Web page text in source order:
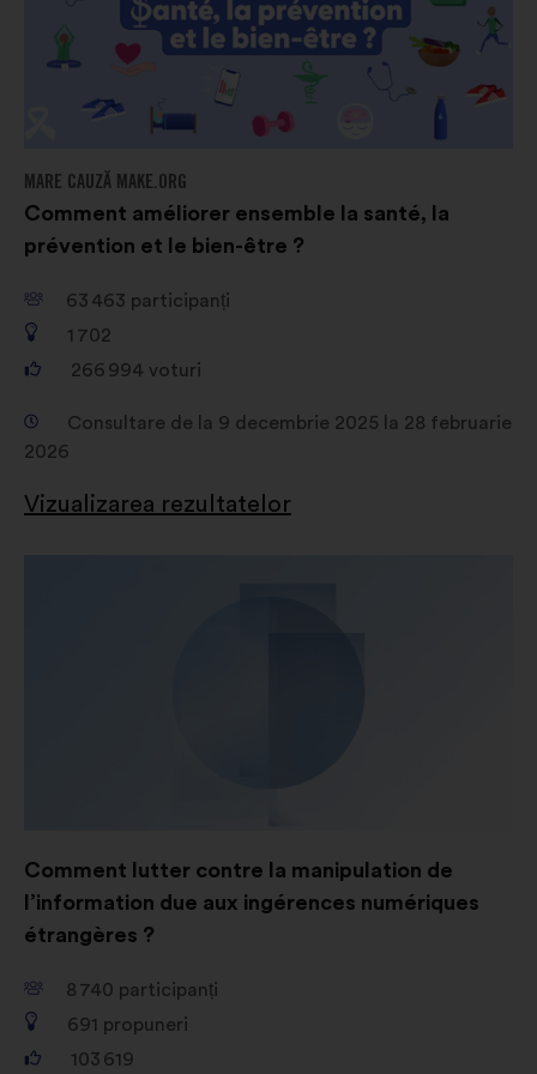
MARE CAUZĂ MAKE.ORG
Comment améliorer ensemble la santé, la
prévention et le bien-être ?
63 463 participanți
1 702
266 994 voturi
Consultare de la 9 decembrie 2025 la 28 februarie
2026
Vizualizarea rezultatelor
Comment lutter contre la manipulation de
l’information due aux ingérences numériques
étrangères ?
8 740 participanți
691 propuneri
103 619